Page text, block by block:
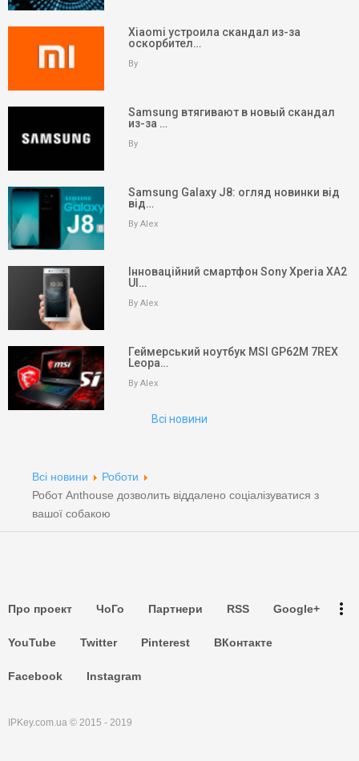
Xiaomi устроила скандал из-за
оскорбител…
By
Samsung втягивают в новый скандал
из-за …
By
Samsung Galaxy J8: огляд новинки від
від…
By Alex
Інноваційний смартфон Sony Xperia XA2
Ul…
By Alex
Геймерський ноутбук MSI GP62M 7REX
Leopa…
By Alex
Всі новини
Всі новини
Роботи
Робот Anthouse дозволить віддалено соціалізуватися з
вашої собакою
Про проект ЧоГо Партнери RSS Google+
YouTube Twitter Pinterest ВКонтакте
Facebook Instagram
more_vert
Партнери
IPKey.com.ua © 2015 - 2019